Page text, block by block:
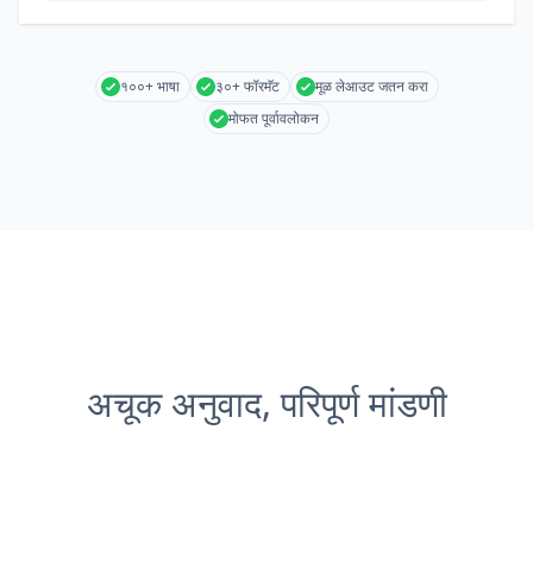
१००+ भाषा ३०+ फॉरमॅट
मूळ लेआउट जतन करा
मोफत पूर्वावलोकन
अचूक अनुवाद, परिपूर्ण मांडणी